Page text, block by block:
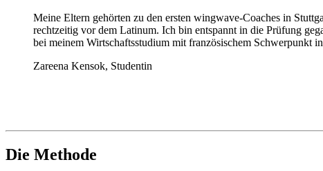
Meine Eltern gehörten zu den ersten wingwave-Coaches in
rechtzeitig vor dem Latinum. Ich bin entspannt in die Prüfung
bei meinem Wirtschaftsstudium mit französischem Schwerpunkt
Zareena Kensok, Studentin
Die Methode